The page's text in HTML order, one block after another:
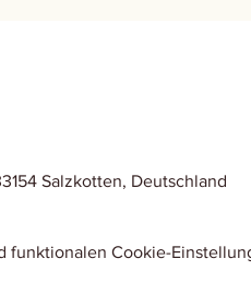
Salzkotten, Deutschland
funktionalen Cookie-